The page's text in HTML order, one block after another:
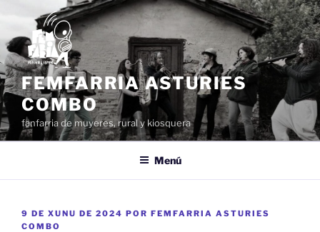
conteníu
FEMFARRIA ASTURIES
COMBO
fanfarria de muyeres, rural y kiosquera
Menú
ESPUBLIZÁU
EN
9 DE XUNU DE 2024 POR FEMFARRIA ASTURIES
COMBO